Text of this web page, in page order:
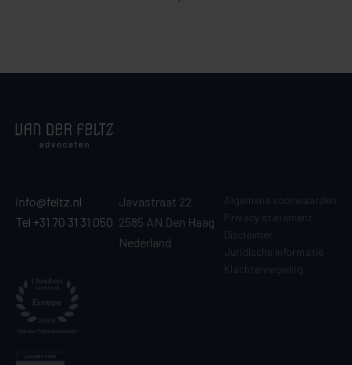
info@feltz.nl
Tel +31 70 31 31 050
Javastraat 22
2585 AN Den Haag
Nederland
Algemene voorwaarden
Privacy statement
Disclaimer
Juridische informatie
Klachtenregeling